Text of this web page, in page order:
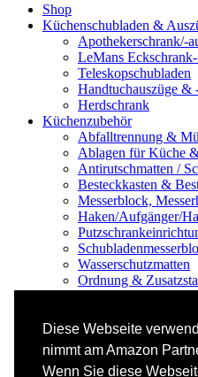
Diese Webseite
nimmt am Amazon
Wenn Sie diese
Shop
Küchenschubladen &
Apothekerschrank/-
LeMans
Teleskopschubladen
Handtuchauszüge &
Herdschrank
Küchenzubehör
Abfalltrennung &
Ablagen für Küche
Antirutschmatten /
Besteckkasten &
Messerblock,
Haken/Aufgänger/
Wasserschutzmatten
Ordnung &
Gewürzregal &
Regaleinsatz
Scharniere &